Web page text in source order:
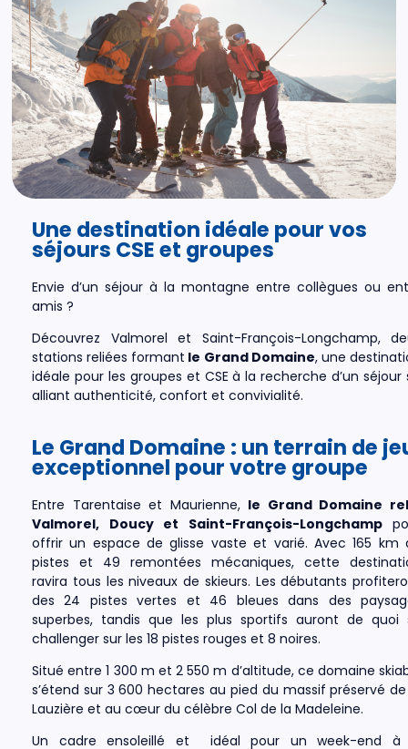
Une destination idéale pour vos
séjours CSE et groupes
Envie d’un séjour à la montagne entre collègues ou
amis ?
Découvrez Valmorel et Saint-François-Longchamp,
stations reliées formant le Grand Domaine, une
idéale pour les groupes et CSE à la recherche d’un séjour
alliant authenticité, confort et convivialité.
Le Grand Domaine : un terrain de
exceptionnel pour votre groupe
Entre Tarentaise et Maurienne, le Grand Domaine
Valmorel, Doucy et Saint-François-Longchamp
offrir un espace de glisse vaste et varié. Avec 165 km
pistes et 49 remontées mécaniques, cette
ravira tous les niveaux de skieurs. Les débutants
des 24 pistes vertes et 46 bleues dans des
superbes, tandis que les plus sportifs auront de quoi
challenger sur les 18 pistes rouges et 8 noires.
Situé entre 1 300 m et 2 550 m d’altitude, ce domaine
s’étend sur 3 600 hectares au pied du massif préservé
Lauzière et au cœur du célèbre Col de la Madeleine.
Un cadre ensoleillé et idéal pour un week-end à